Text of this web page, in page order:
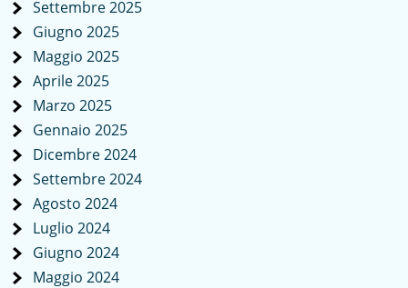
Settembre 2025
Giugno 2025
Maggio 2025
Aprile 2025
Marzo 2025
Gennaio 2025
Dicembre 2024
Settembre 2024
Agosto 2024
Luglio 2024
Giugno 2024
Maggio 2024